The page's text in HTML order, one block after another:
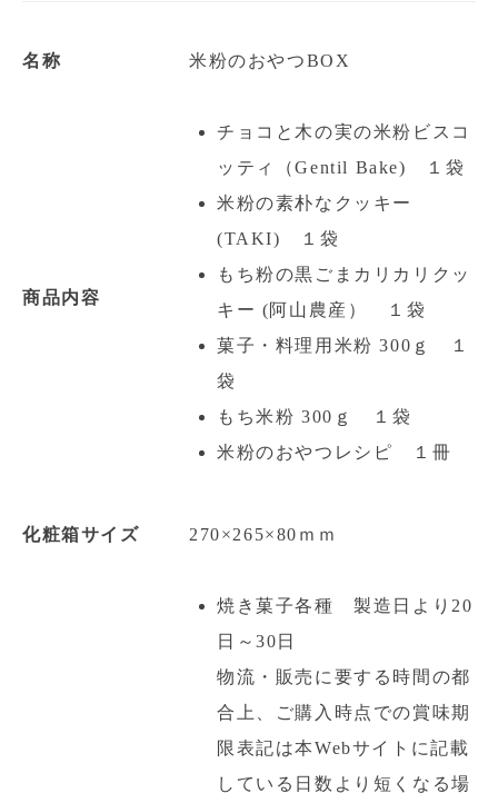
名称 米粉のおやつBOX
商品内容
チョコと木の実の米粉ビスコ
ッティ（Gentil Bake) １袋
米粉の素朴なクッキー
(TAKI) １袋
もち粉の黒ごまカリカリクッ
キー (阿山農産） １袋
菓子・料理用米粉 300ｇ １
袋
もち米粉 300ｇ １袋
米粉のおやつレシピ １冊
化粧箱サイズ 270×265×80ｍｍ
焼き菓子各種 製造日より20
日～30日
物流・販売に要する時間の都
合上、ご購入時点での賞味期
限表記は本Webサイトに記載
している日数より短くなる場